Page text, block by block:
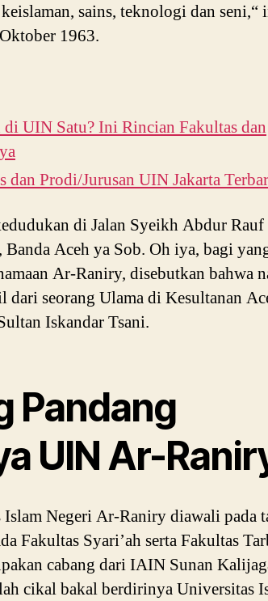
sains, teknologi dan seni,“
1963.
UIN Satu? Ini Rincian Fakultas dan
dan Prodi/Jurusan UIN Jakarta
di Jalan Syeikh Abdur Rauf
Banda Aceh ya Sob. Oh iya, bagi
Ar-Raniry, disebutkan bahwa
seorang Ulama di Kesultanan
Iskandar Tsani.
Pandang
UIN Ar-
Negeri Ar-Raniry diawali pada
Fakultas Syari’ah serta Fakultas
cabang dari IAIN Sunan
cikal bakal berdirinya Universitas